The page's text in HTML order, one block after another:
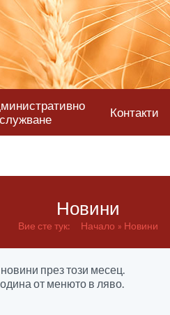
Контакти
Новини
Вие сте тук: Начало Новини
през този месец.
от менюто в ляво.